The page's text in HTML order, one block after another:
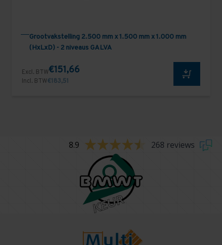
Grootvakstelling 2.500 mm x 1.500 mm x 1.000 mm
(HxLxD) - 2 niveaus GALVA
Excl. BTW€151,66
Incl. BTW€183,51
8.9 268 reviews